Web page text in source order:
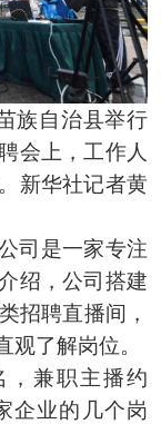
族自治县举行
会上，工作人
新华社记者黄
司是一家专注
绍，公司搭建
招聘直播间，
了解岗位。
，兼职主播约
企业的几个岗